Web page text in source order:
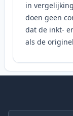
in
doen geen
dat de inkt-
als de